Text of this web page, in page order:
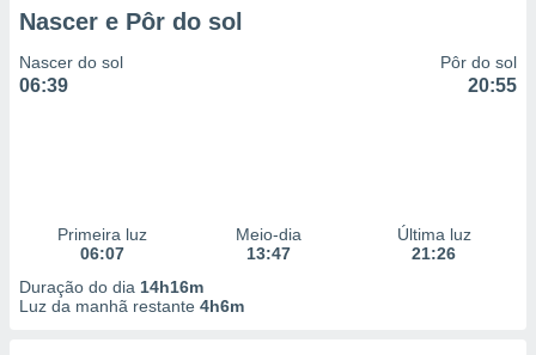
Nascer e Pôr do sol
Nascer do sol
06:39
Pôr do sol
20:55
Primeira luz
06:07
Meio-dia
13:47
Última luz
21:26
Duração do dia 14h16m
Luz da manhã restante 4h6m